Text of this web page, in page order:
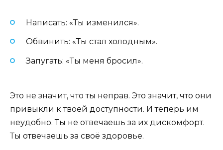
Написать: «Ты изменился».
Обвинить: «Ты стал холодным».
Запугать: «Ты меня бросил».
Это не значит, что ты неправ. Это значит, что они
привыкли к твоей доступности. И теперь им
неудобно. Ты не отвечаешь за их дискомфорт.
Ты отвечаешь за своё здоровье.